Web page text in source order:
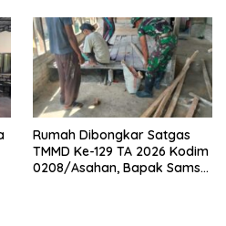
Rumah Dibongkar Satgas
TMMD Ke-129 TA 2026 Kodim
0208/Asahan, Bapak Samsul